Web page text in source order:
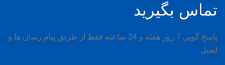
تماس بگیرید
پاسخ گویی 7 روز هفته و 24 ساعته فقط از طریق پیام رسان ها و
ایمیل